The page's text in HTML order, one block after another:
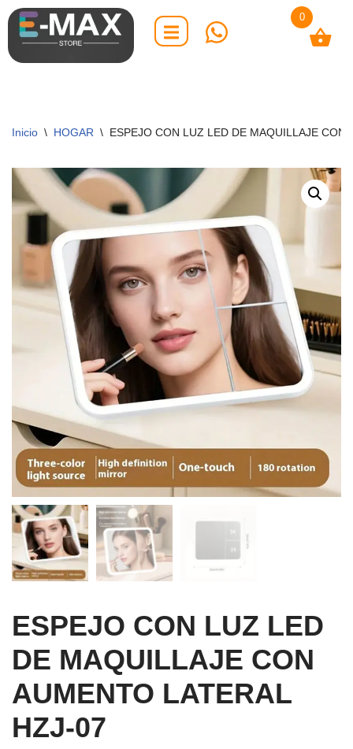
Saltar
al
Inicio \ HOGAR \ ESPEJO CON LUZ LED DE MAQUILLAJE CON
ESPEJO CON LUZ LED
DE MAQUILLAJE CON
AUMENTO LATERAL
HZJ-07
0